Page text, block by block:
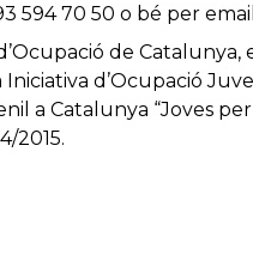
594 70 50 o bé per
de Catalunya,
d’Ocupació
a Catalunya “Joves
2015.